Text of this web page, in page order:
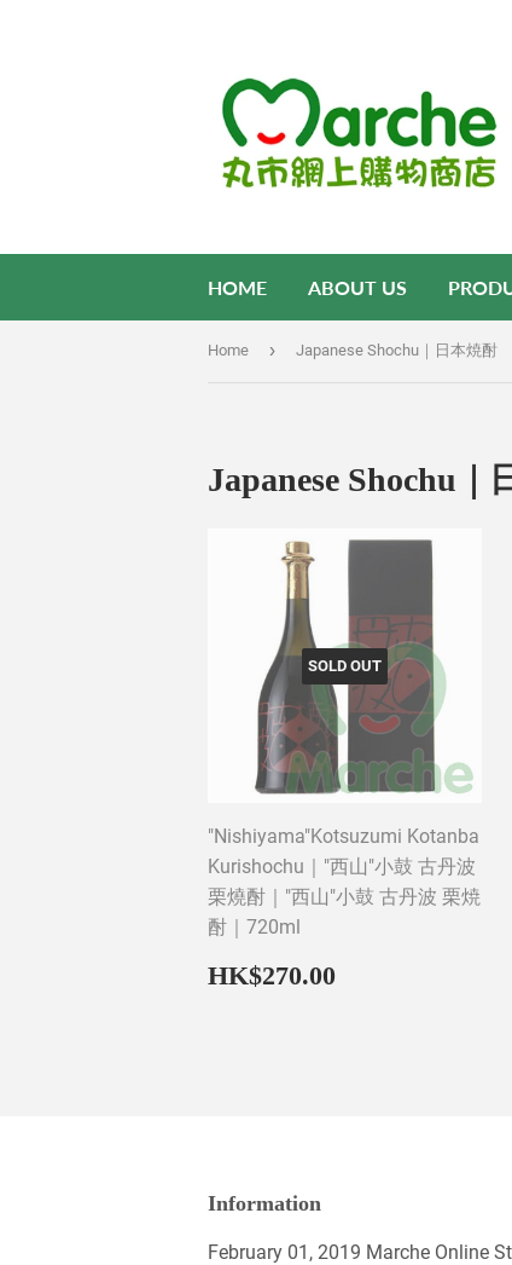
HOME ABOUT US
Home › Japanese Shochu｜日本焼酎
Japanese Shochu｜
SOLD OUT
"Nishiyama"Kotsuzumi Kotanba
Kurishochu｜"西山"小鼓 古丹波
栗燒酎｜"西山"小鼓 古丹波 栗焼
酎｜720ml
Regular
price
HK$270.00
Information
February 01, 2019 Marche Online